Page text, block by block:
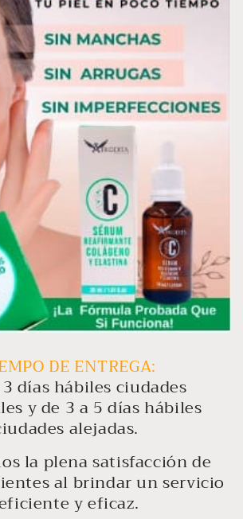
DE ENTREGA:
días hábiles ciudades
y de 3 a 5días hábiles
alejadas.
la plena satisfacción de
al brindar un servicio
y eficaz.